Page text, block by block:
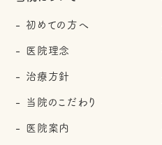
初めての方へ
医院理念
治療方針
当院のこだわり
医院案内